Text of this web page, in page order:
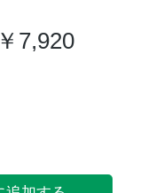
￥7,920セ